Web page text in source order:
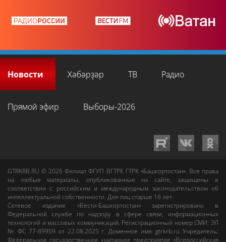
Новости Хәбәрҙәр ТВ Радио
Прямой эфир Выборы-2026
GTRKRB.RU © 2026Филиал ФГУП ВГТРК ГТРК «Башкортостан». Все права
на любые материалы, опубликованные на сайте, защищены в
соответствии с российским и международным законодательством об
интеллектуальной собственности. Для лиц старше 16 лет.
Сетевое издание «Вести-Башкортостан»зарегистрировано в
Федеральной службе по надзору в сфере связи, информационных
технологий и массовых коммуникаций. Регистрационный номер СМИ: ЭЛ
№ ФС 77-89959 от 22.08.2025 г. Доменное имя:gtrkrb.ru Учредитель:
Федеральное государственное унитарное предприятие «Всероссийская